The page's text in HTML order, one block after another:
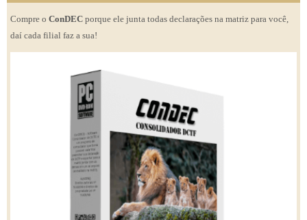
Compre o ConDEC porque ele junta todas declarações na matriz para você,
daí cada filial faz a sua!